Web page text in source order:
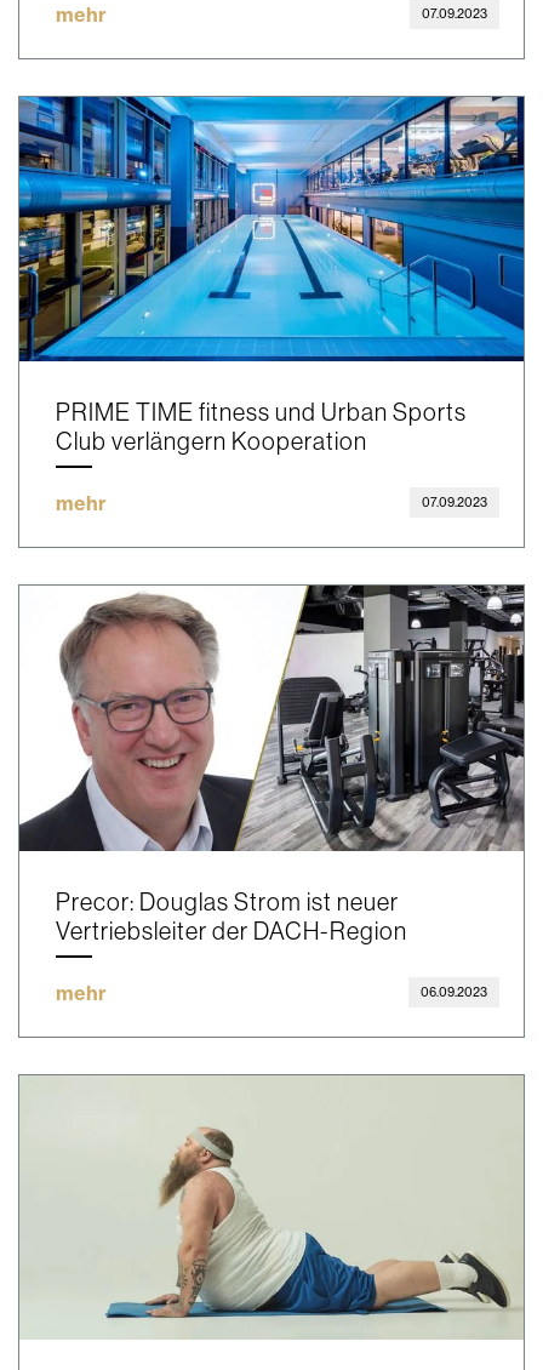
mehr 07.09.2023
PRIME TIME fitness und Urban Sports
Club verlängern Kooperation
mehr 07.09.2023
Precor: Douglas Strom ist neuer
Vertriebsleiter der DACH-Region
mehr 06.09.2023